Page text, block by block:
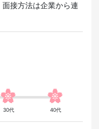
接方法は企業から連
30代 40代